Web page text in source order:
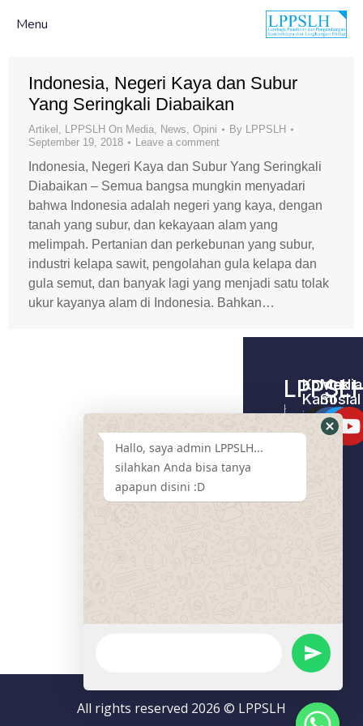
Menu
Indonesia, Negeri Kaya dan Subur
Yang Seringkali Diabaikan
Artikel , LPPSLH On Media, News, Opini By LPPSLH
September 19, 2018
Leave a comment
Indonesia, Negeri Kaya dan Subur Yang Seringkali
Diabaikan – Semua bangsa mungkin menyadari
bahwa Indonesia adalah negeri yang kaya, dengan
tanah yang subur, dan kekayaan alam yang
melimpah. Pertanian dan perkebunan yang subur,
industri kelapa sawit, pengolahan gula kelapa dan
gula semut, dan banyak lagi yang menjadi satu tolak
ukur kayanya alam di Indonesia. Bahkan…
Home –
LPPSLH
Pendamping
Artikel
Kontak
Kami
Tentang
Kami
Media
Sosial
All rights reserved 2026 © LPPSLH
Hallo, saya admin LPPSLH...
silahkan Anda bisa tanya
apapun disini :D